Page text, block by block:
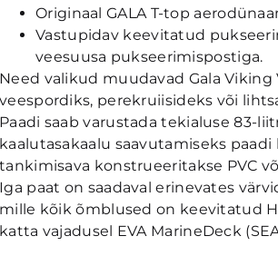
Originaal GALA T-top
Vastupidav keevitatud
veesuusa pukseerimispostiga.
Need valikud muudavad Gala
veespordiks, perekruiisideks või
Paadi saab varustada tekialuse 83-
kaalutasakaalu saavutamiseks
tankimisava konstrueeritakse PVC
Iga paat on saadaval erinevates
mille kõik õmblused on keevitatud
katta vajadusel EVA MarineDeck